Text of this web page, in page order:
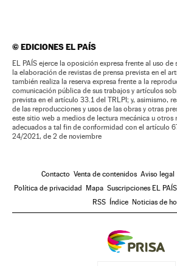
©EDICIONES EL PAÍS
EL PAÍS ejerce la oposición expresa frente al uso de
la elaboración de revistas de prensa prevista en el
también realiza la reserva expresa frente a la
comunicación pública de sus trabajos y artículos
prevista en el artículo 33.1 del TRLPI; y, asimismo,
de las reproducciones y usos de las obras y otras
este sitio web a medios de lectura mecánica u otros
adecuados a tal fin de conformidad con el artículo
24/2021, de 2 de noviembre
Contacto Venta de contenidos Aviso legal
Política de privacidad
Mapa Suscripciones EL PAÍS
RSS
Índice Noticias de